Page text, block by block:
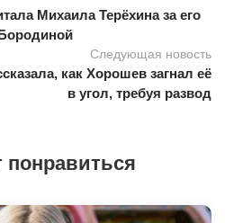
Михаила Терёхина за его
Следующая новость
как Хорошев загнал её
в угол, требуя развод